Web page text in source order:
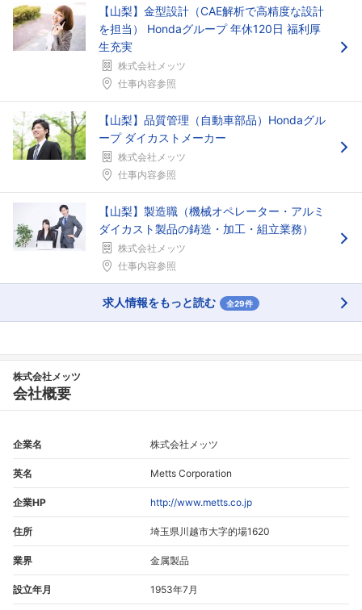
フォローしました
こちらの企業もフォローしませんか？
【山梨】金型設計（CAE解析で高精度な設計
を担当） Hondaグループ 年休120日 福利厚
生充実
株式会社メッツ
仕事内容参照
【山梨】品質管理（自動車部品）Hondaグル
ープ ダイカストメーカー
株式会社メッツ
仕事内容参照
【山梨】製造職（機械オペレーター・アルミ
ダイカスト製品の鋳造・加工・組立業務）
株式会社メッツ
仕事内容参照
求人情報をもっと読む 全29件
株式会社メッツ
会社概要
企業名 株式会社メッツ
英名 Metts Corporation
企業HP http://www.metts.co.jp
住所 埼玉県川越市大字的場1620
業界 金属製品
設立年月 1953年7月